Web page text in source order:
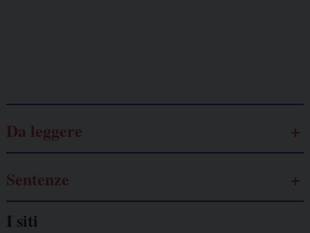
Da leggere
Sentenze
I siti